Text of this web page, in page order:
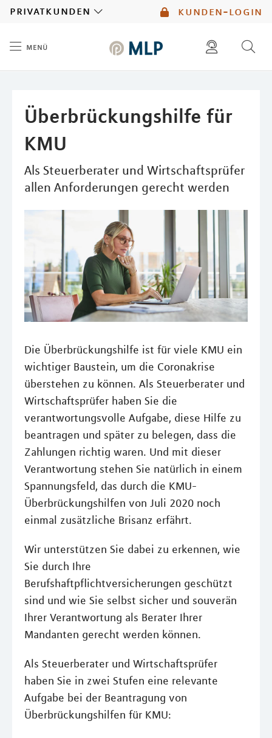
kunden-login
privatkunden
menü
Überbrückungshilfe für
KMU
Als Steuerberater und Wirtschaftsprüfer
allen Anforderungen gerecht werden
Die Überbrückungshilfe ist für viele KMU ein
wichtiger Baustein, um die Coronakrise
überstehen zu können. Als Steuerberater und
Wirtschaftsprüfer haben Sie die
verantwortungsvolle Aufgabe, diese Hilfe zu
beantragen und später zu belegen, dass die
Zahlungen richtig waren. Und mit dieser
Verantwortung stehen Sie natürlich in einem
Spannungsfeld, das durch die KMU-
Überbrückungshilfen von Juli 2020 noch
einmal zusätzliche Brisanz erfährt.
Wir unterstützen Sie dabei zu erkennen, wie
Sie durch Ihre
Berufshaftpflichtversicherungen geschützt
sind und wie Sie selbst sicher und souverän
Ihrer Verantwortung als Berater Ihrer
Mandanten gerecht werden können.
Als Steuerberater und Wirtschaftsprüfer
haben Sie in zwei Stufen eine relevante
Aufgabe bei der Beantragung von
Überbrückungshilfen für KMU: